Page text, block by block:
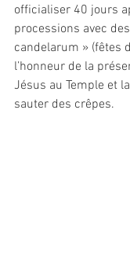
officialiser 40 jours
processions avec
candelarum » (fêtes
l’honneur de la
Jésus au Temple et
sauter des crêpes.